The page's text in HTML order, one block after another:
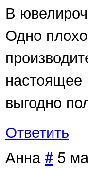
В
Одно
настоящее
выгодно
Ответить
Анна# 5